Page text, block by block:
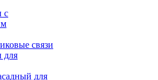
с
связи
для